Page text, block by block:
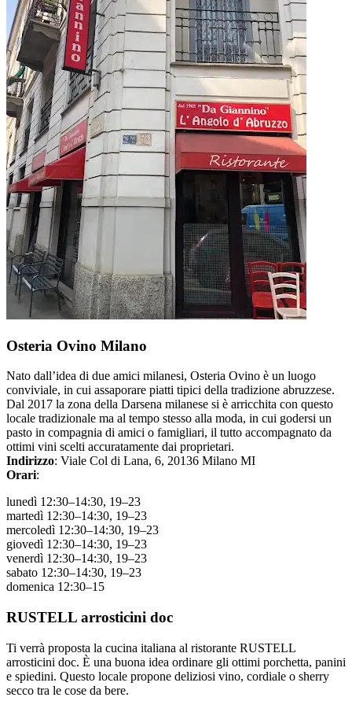
Osteria Ovino Milano
Nato dall’idea di due amici milanesi, Osteria Ovino è un luogo
conviviale, in cui assaporare piatti tipici della tradizione abruzzese.
Dal 2017 la zona della Darsena milanese si è arricchita con questo
locale tradizionale ma al tempo stesso alla moda, in cui godersi un
pasto in compagnia di amici o famigliari, il tutto accompagnato da
ottimi vini scelti accuratamente dai proprietari.
Indirizzo: Viale Col di Lana, 6, 20136 Milano MI
Orari:
lunedì 12:30–14:30, 19–23
martedì 12:30–14:30, 19–23
mercoledì 12:30–14:30, 19–23
giovedì 12:30–14:30, 19–23
venerdì 12:30–14:30, 19–23
sabato 12:30–14:30, 19–23
domenica 12:30–15
RUSTELL arrosticini doc
Ti verrà proposta la cucina italiana al ristorante RUSTELL
arrosticini doc. È una buona idea ordinare gli ottimi porchetta, panini
e spiedini. Questo locale propone deliziosi vino, cordiale o sherry
secco tra le cose da bere.